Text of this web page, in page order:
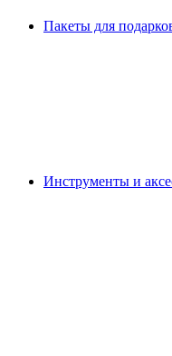
Пакеты для
Инструменты и